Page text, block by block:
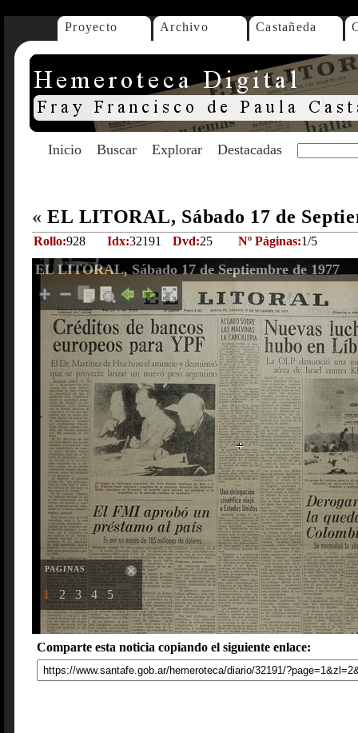
Proyecto Archivo Castañeda
Inicio Buscar Explorar Destacadas
« EL LITORAL, Sábado 17 de
Rollo:928 Idx:32191 Dvd:25 Nº Páginas:1/5
EL LITORAL, Sábado 17 de Septiembre de 1977
PAGINAS
1 2 3 4 5
Comparte esta noticia copiando el siguiente enlace: